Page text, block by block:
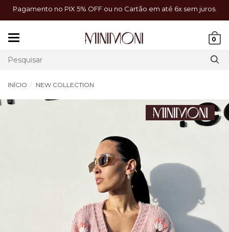
Pagamento no PIX 5% OFF ou no Cartão em até 6x sem juros.
0
INÍCIO NEW COLLECTION